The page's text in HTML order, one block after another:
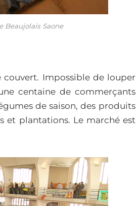
Beaujolais Saone
couvert. Impossible de louper
centaine de commerçants
de saison, des produits
et plantations. Le marché est